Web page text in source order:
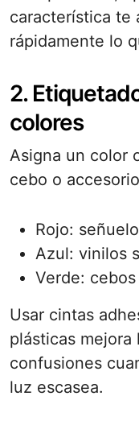
característica te
rápidamente lo
2.
colores
Asigna un color
cebo o
Rojo:
Azul: vinilos
Verde:
Usar cintas
plásticas
confusiones
luz escasea.